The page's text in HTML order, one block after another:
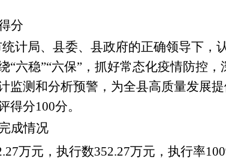
分
计局、县委、 县政府的正确领导下，
“六稳”“六保” ，抓好常态化疫情防控，
监测和分析预警 ，为全县高质量发展
得分100分。
成情况
万元，执行数352.27万元， 执行率